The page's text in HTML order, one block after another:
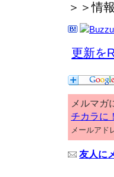
＞＞情
更新を
メルマ
チカラに
メールアド
友人に